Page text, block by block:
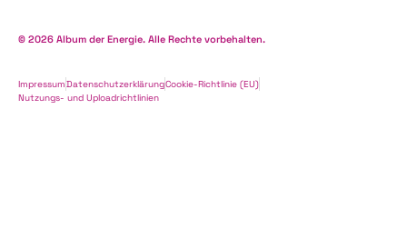
© 2026 Album der Energie. Alle Rechte vorbehalten.
ImpressumDatenschutzerklärungCookie-Richtlinie (EU)
Nutzungs- und Uploadrichtlinien